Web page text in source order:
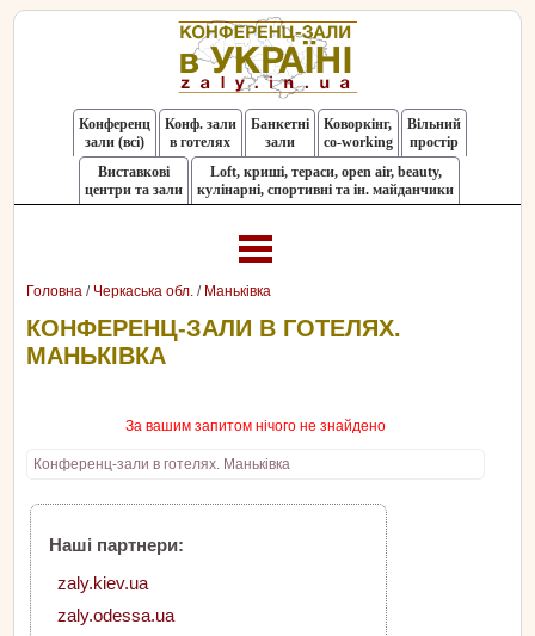
Конференц
зали (всі)
Конф. зали
в готелях
Банкетні
зали
Коворкінг,
co-working
Вільний
простір
Виставкові
центри та зали
Loft, криші, тераси, оpen air, beauty,
кулінарні, спортивні та ін. майданчики
Головна / Черкаська обл. / Маньківка
КОНФЕРЕНЦ-ЗАЛИ В ГОТЕЛЯХ.
МАНЬКІВКА
За вашим запитом нічого не знайдено
Конференц-зали в готелях. Маньківка
Наші партнери:
zaly.kiev.ua
zaly.odessa.ua